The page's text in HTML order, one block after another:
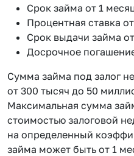
Срок займа от 1
Процентная ставка
Срок выдачи займа
Досрочное
Сумма займа под залог
от 300 тысяч до 50
Максимальная сумма
стоимостью залоговой
на определенный
займа может быть от 1